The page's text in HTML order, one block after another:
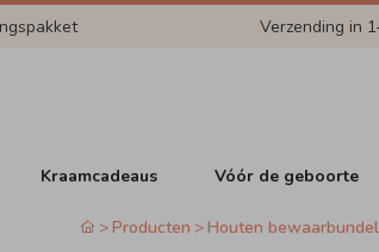
Verzending in
Kraamcadeaus Vóór de geboorte
Producten Houten bewaarbundel